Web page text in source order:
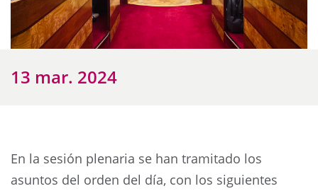
13 mar. 2024
En la sesión plenaria se han tramitado los
asuntos del orden del día, con los siguientes